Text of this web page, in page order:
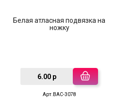
Белая атласная подвязка на
ножку
6.00 р
Арт.BAC-3078